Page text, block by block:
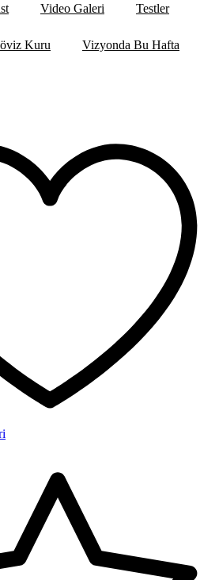
Video Galeri Testler
Kuru Vizyonda Bu Hafta